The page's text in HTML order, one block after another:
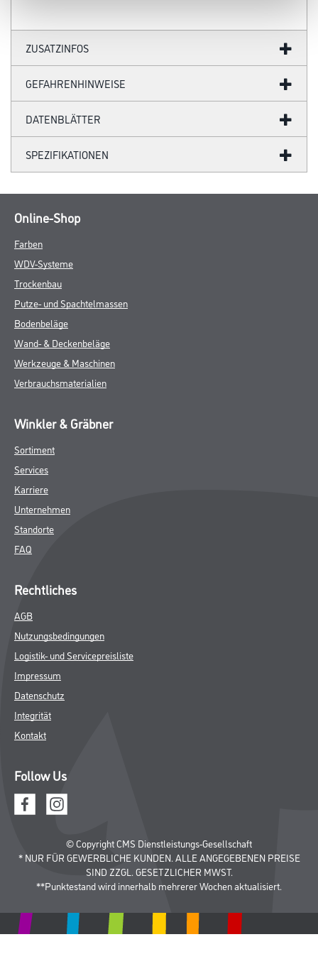
ZUSATZINFOS
GEFAHRENHINWEISE
DATENBLÄTTER
SPEZIFIKATIONEN
Online-Shop
Farben
WDV-Systeme
Trockenbau
Putze- und Spachtelmassen
Bodenbeläge
Wand- & Deckenbeläge
Werkzeuge & Maschinen
Verbrauchsmaterialien
Winkler & Gräbner
Sortiment
Services
Karriere
Unternehmen
Standorte
FAQ
Rechtliches
AGB
Nutzungsbedingungen
Logistik- und Servicepreisliste
Impressum
Datenschutz
Integrität
Kontakt
Follow Us
© Copyright CMS Dienstleistungs-Gesellschaft
* NUR FÜR GEWERBLICHE KUNDEN. ALLE ANGEGEBENEN PREISE
SIND ZZGL. GESETZLICHER MWST.
**Punktestand wird innerhalb mehrerer Wochen aktualisiert.